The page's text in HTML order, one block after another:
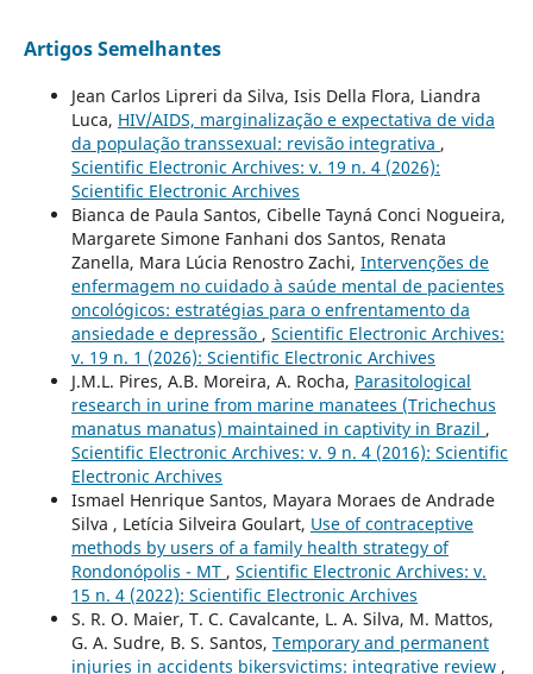
Artigos Semelhantes
Jean Carlos Lipreri da Silva, Isis Della Flora, Liandra
Luca, HIV/AIDS, marginalização e expectativa de vida
da população transsexual: revisão integrativa ,
Scientific Electronic Archives: v. 19 n. 4 (2026):
Scientific Electronic Archives
Bianca de Paula Santos, Cibelle Tayná Conci Nogueira,
Margarete Simone Fanhani dos Santos, Renata
Zanella, Mara Lúcia Renostro Zachi, Intervenções de
enfermagem no cuidado à saúde mental de pacientes
oncológicos: estratégias para o enfrentamento da
ansiedade e depressão , Scientific Electronic Archives:
v. 19 n. 1 (2026): Scientific Electronic Archives
J.M.L. Pires, A.B. Moreira, A. Rocha, Parasitological
research in urine from marine manatees (Trichechus
manatus manatus) maintained in captivity in Brazil ,
Scientific Electronic Archives: v. 9 n. 4 (2016): Scientific
Electronic Archives
Ismael Henrique Santos, Mayara Moraes de Andrade
Silva , Letícia Silveira Goulart, Use of contraceptive
methods by users of a family health strategy of
Rondonópolis - MT , Scientific Electronic Archives: v.
15 n. 4 (2022): Scientific Electronic Archives
S. R. O. Maier, T. C. Cavalcante, L. A. Silva, M. Mattos,
G. A. Sudre, B. S. Santos, Temporary and permanent
injuries in accidents bikersvictims: integrative review ,